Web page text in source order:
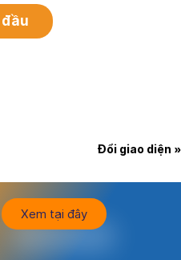
Đổi giao diện »
Xem tại đây